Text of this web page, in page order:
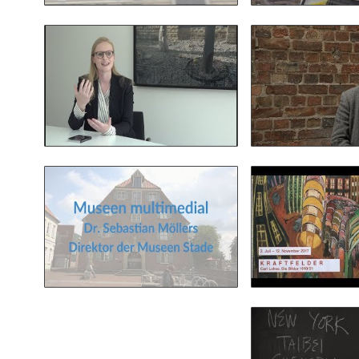
Kultursponsoring in
Hamburg | Jennifer
Wieckhorst, British
American Tobacco
anschauen
Museen Stade | Interview
Dr. Sebastian Möllers
anschauen
Carl
US-
nach der